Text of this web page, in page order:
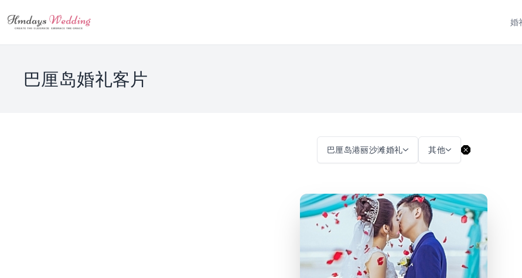
婚
巴厘岛婚礼客片
巴厘岛港丽沙滩婚礼 其他